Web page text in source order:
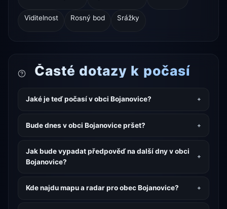
Viditelnost Rosný bod Srážky
Časté dotazy k počasí
Jaké je teď počasí v obci Bojanovice?
Bude dnes v obci Bojanovice pršet?
Jak bude vypadat předpověď na další dny v obci
Bojanovice?
Kde najdu mapu a radar pro obec Bojanovice?